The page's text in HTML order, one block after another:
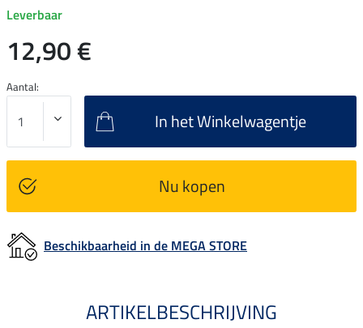
Leverbaar
12,90 €
Aantal:
In het Winkelwagentje
Nu kopen
Beschikbaarheid in de MEGA STORE
ARTIKELBESCHRIJVING